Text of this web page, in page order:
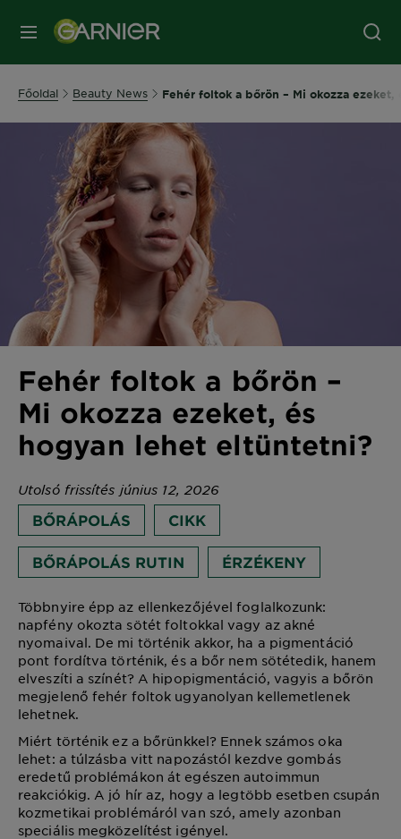
MENÜ
Főoldal Beauty News Fehér foltok a bőrön – Mi okozza
Fehér foltok a bőrön –
Mi okozza ezeket, és
hogyan lehet eltüntetni?
Utolsó frissítés június 12, 2026
BŐRÁPOLÁS CIKK
BŐRÁPOLÁS RUTIN ÉRZÉKENY
Többnyire épp az ellenkezőjével foglalkozunk:
napfény okozta sötét foltokkal vagy az akné
nyomaival. De mi történik akkor, ha a pigmentáció
pont fordítva történik, és a bőr nem sötétedik, hanem
elveszíti a színét? A hipopigmentáció, vagyis a bőrön
megjelenő fehér foltok ugyanolyan kellemetlenek
lehetnek.
Miért történik ez a bőrünkkel? Ennek számos oka
lehet: a túlzásba vitt napozástól kezdve gombás
eredetű problémákon át egészen autoimmun
reakciókig. A jó hír az, hogy a legtöbb esetben csupán
kozmetikai problémáról van szó, amely azonban
speciális megközelítést igényel.